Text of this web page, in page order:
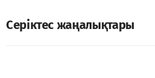
Серіктес жаңалықтары